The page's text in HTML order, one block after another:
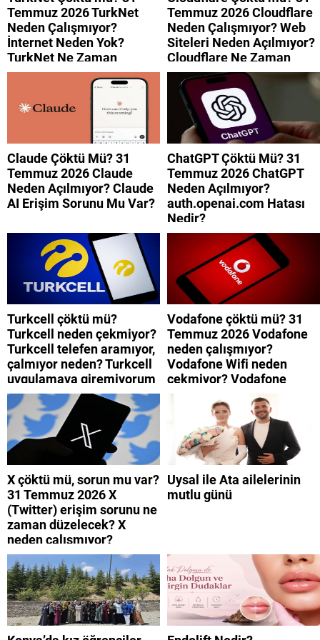
Temmuz 2026 TurkNet
Neden Çalışmıyor?
İnternet Neden Yok?
TurkNet Ne Zaman
Düzelecek?
Temmuz 2026 Cloudflare
Neden Çalışmıyor? Web
Siteleri Neden Açılmıyor?
Cloudflare Ne Zaman
Düzelecek?
Claude Çöktü Mü? 31
Temmuz 2026 Claude
Neden Açılmıyor? Claude
AI Erişim Sorunu Mu Var?
ChatGPT Çöktü Mü? 31
Temmuz 2026 ChatGPT
Neden Açılmıyor?
auth.openai.com Hatası
Nedir?
Turkcell çöktü mü?
Turkcell neden çekmiyor?
Turkcell telefen aramıyor,
çalmıyor neden? Turkcell
uygulamaya giremiyorum
neden? Turkcell internet
neden yavaş?
Vodafone çöktü mü? 31
Temmuz 2026 Vodafone
neden çalışmıyor?
Vodafone Wifi neden
çekmiyor? Vodafone
mobil uygulamaya neden
giremiyorum?
X çöktü mü, sorun mu var?
31 Temmuz 2026 X
(Twitter) erişim sorunu ne
zaman düzelecek? X
neden çalışmıyor?
Uysal ile Ata ailelerinin
mutlu günü